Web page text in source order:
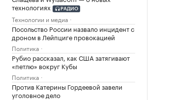
технологиях
РАДИО
Технологии и медиа
Посольство России назвало инцидент с
дроном в Лейпциге провокацией
Политика
Рубио рассказал, как США затягивают
«петлю» вокруг Кубы
Политика
Против Катерины Гордеевой завели
уголовное дело